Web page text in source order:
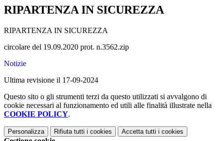
RIPARTENZA IN SICUREZZA
RIPARTENZA IN SICUREZZA
circolare del 19.09.2020 prot. n.3562.zip
Notizie
Ultima revisione il 17-09-2024
Questo sito o gli strumenti terzi da questo utilizzati si avvalgono di
cookie necessari al funzionamento ed utili alle finalità illustrate nella
COOKIE POLICY.
Personalizza Rifiuta tutti i cookies Accetta tutti i cookies